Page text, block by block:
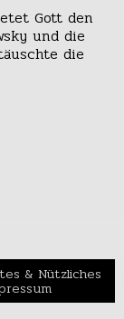
Gott den
und die
die
& Nützliches